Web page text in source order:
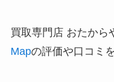
買取専門店 おたから
Mapの評価や口コミ